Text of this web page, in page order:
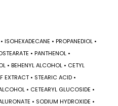
• PROPANEDIOL •
• PANTHENOL •
• BEHENYL ALCOHOL • CETYL
EXTRACT • STEARIC ACID •
• CETEARYL GLUCOSIDE •
• SODIUM HYDROXIDE •